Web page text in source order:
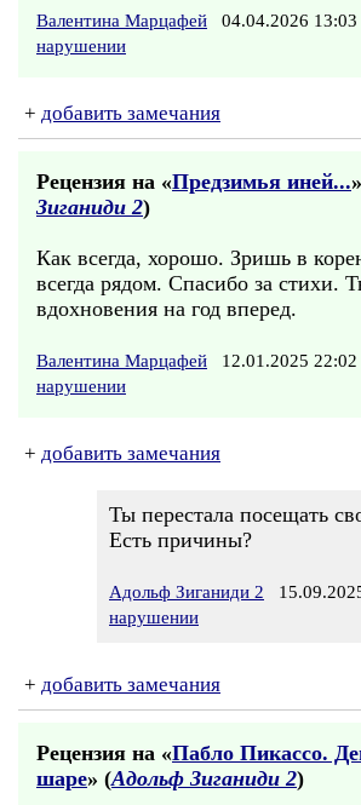
Валентина Марцафей 04.04.2026 13:03
нарушении
+ добавить замечания
Рецензия на «Предзимья иней...
Зиганиди 2)
Как всегда, хорошо. Зришь в
всегда рядом. Спасибо за стихи.
вдохновения на год вперед.
Валентина Марцафей 12.01.2025 22:02
нарушении
+ добавить замечания
Ты перестала посещать
Есть причины?
Адольф Зиганиди 2
нарушении
+ добавить замечания
Рецензия на «Пабло Пикассо.
шаре» (Адольф Зиганиди 2)